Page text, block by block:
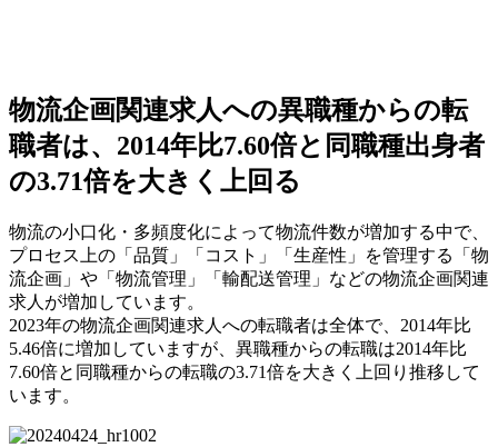
物流企画関連求人への異職種からの転
職者は、2014年比7.60倍と同職種出身者
の3.71倍を大きく上回る
物流の小口化・多頻度化によって物流件数が増加する中で、
プロセス上の「品質」「コスト」「生産性」を管理する「物
流企画」や「物流管理」「輸配送管理」などの物流企画関連
求人が増加しています。
2023年の物流企画関連求人への転職者は全体で、2014年比
5.46倍に増加していますが、異職種からの転職は2014年比
7.60倍と同職種からの転職の3.71倍を大きく上回り推移して
います。